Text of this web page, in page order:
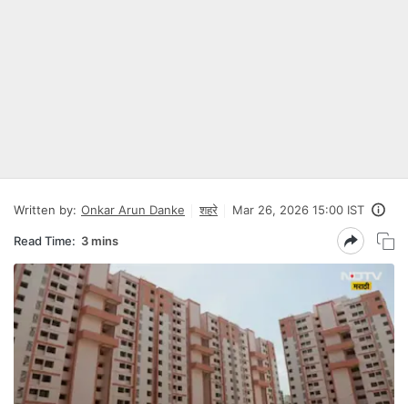
Written by: Onkar Arun Danke शहरे Mar 26, 2026 15:00 IST
Read Time: 3 mins